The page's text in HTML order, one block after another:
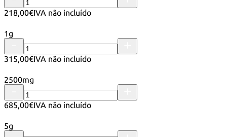
218,00€IVA não incluído
1g
315,00€IVA não incluído
2500mg
685,00€IVA não incluído
5g